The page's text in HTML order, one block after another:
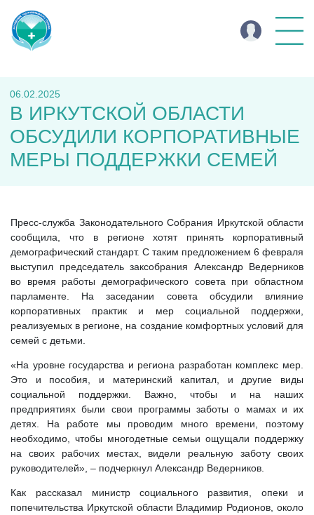
06.02.2025
В ИРКУТСКОЙ ОБЛАСТИ
ОБСУДИЛИ КОРПОРАТИВНЫЕ
МЕРЫ ПОДДЕРЖКИ СЕМЕЙ
Пресс-служба Законодательного Собрания Иркутской области
сообщила, что в регионе хотят принять корпоративный
демографический стандарт. С таким предложением 6 февраля
выступил председатель заксобрания Александр Ведерников
во время работы демографического совета при областном
парламенте. На заседании совета обсудили влияние
корпоративных практик и мер социальной поддержки,
реализуемых в регионе, на создание комфортных условий для
семей с детьми.
«На уровне государства и региона разработан комплекс мер.
Это и пособия, и материнский капитал, и другие виды
социальной поддержки. Важно, чтобы и на наших
предприятиях были свои программы заботы о мамах и их
детях. На работе мы проводим много времени, поэтому
необходимо, чтобы многодетные семьи ощущали поддержку
на своих рабочих местах, видели реальную заботу своих
руководителей», – подчеркнул Александр Ведерников.
Как рассказал министр социального развития, опеки и
попечительства Иркутской области Владимир Родионов, около